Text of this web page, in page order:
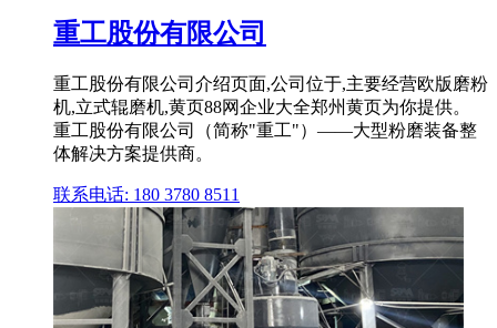
重工股份有限公司
重工股份有限公司介绍页面,公司位于,主要经营欧版磨粉
机,立式辊磨机,黄页88网企业大全郑州黄页为你提供。
重工股份有限公司（简称"重工"）——大型粉磨装备整
体解决方案提供商。
联系电话: 180 3780 8511